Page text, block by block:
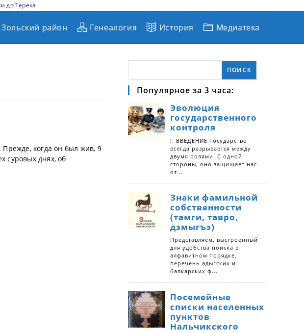
до Терека
Зольский район Генеалогия История Медиатека
Прежде, когда он был жив, 9
суровых днях, об
ПОИСК
Популярное за 3 часа: